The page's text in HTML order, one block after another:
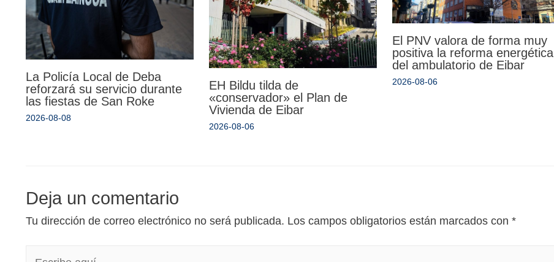
La Policía Local de Deba
reforzará su servicio durante
las fiestas de San Roke
2026-08-08
EH Bildu tilda de
«conservador» el Plan de
Vivienda de Eibar
2026-08-06
El PNV valora de forma muy
positiva la reforma energética
del ambulatorio de Eibar
2026-08-06
Deja un comentario
Tu dirección de correo electrónico no será publicada. Los campos obligatorios están marcados con *